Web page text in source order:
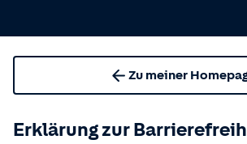
Zu meiner
Erklärung zur